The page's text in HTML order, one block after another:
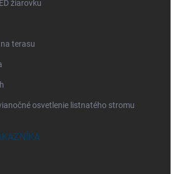
žiarovku
terasu
osvetlenie listnatého stromu